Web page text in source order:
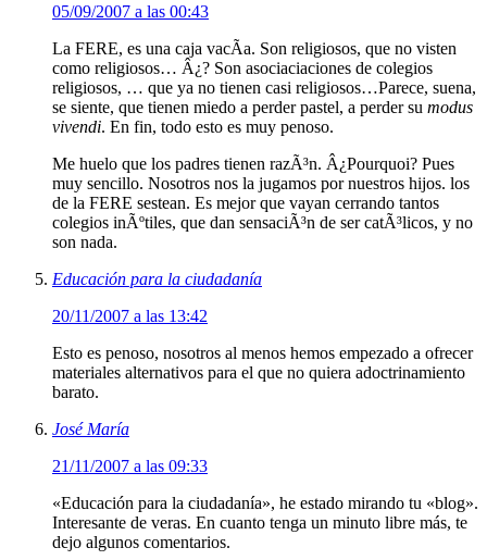
05/09/2007 a las 00:43
La FERE, es una caja vacÃ­a. Son religiosos, que no visten
como religiosos… Â¿? Son asociaciaciones de colegios
religiosos, … que ya no tienen casi religiosos…Parece, suena,
se siente, que tienen miedo a perder pastel, a perder su modus
vivendi. En fin, todo esto es muy penoso.
Me huelo que los padres tienen razÃ³n. Â¿Pourquoi? Pues
muy sencillo. Nosotros nos la jugamos por nuestros hijos. los
de la FERE sestean. Es mejor que vayan cerrando tantos
colegios inÃºtiles, que dan sensaciÃ³n de ser catÃ³licos, y no
son nada.
Educación para la ciudadanía
20/11/2007 a las 13:42
Esto es penoso, nosotros al menos hemos empezado a ofrecer
materiales alternativos para el que no quiera adoctrinamiento
barato.
José María
21/11/2007 a las 09:33
«Educación para la ciudadanía», he estado mirando tu «blog».
Interesante de veras. En cuanto tenga un minuto libre más, te
dejo algunos comentarios.